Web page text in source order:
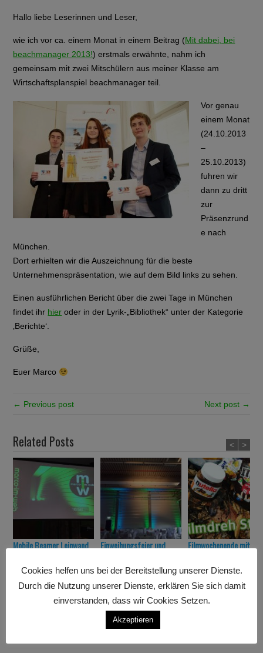
Hallo liebe Leserinnen und Leser,
wie ich vor ca. einem Monat in einem Beitrag (Mit dabei, bei
beachmanager 2013!) erstmals erwähnte, nahm ich
gemeinsam mit zwei Mitschülern aus meiner Klasse am
Wirtschaftsplanspiel beachmanager teil.
Vor genau
einem Monat
(24.10.2013
–
25.10.2013)
fuhren wir
dann zu dritt
zur
Präsenzrund
e nach
München.
Dort erhielten wir die Auszeichnung für die beste
Unternehmenspräsentation, wie auf dem Bild links zu sehen.
Einen ausführlichen Bericht über die zwei Tage in München
findet ihr hier oder in der Lyrik-„Bibliothek“ unter der Kategorie
‚Berichte‘.
Grüße,
Euer Marco
← Previous post Next post →
Related Posts
Mobile Beamer Leinwand
Einweihungsfeier und
Grettstadt
Filmwochenende mit
Stuttgart
< >
Leave a Comment
Deine E-Mail-Adresse wird nicht veröffentlicht.
Cookies helfen uns bei der Bereitstellung unserer Dienste.
Durch die Nutzung unserer Dienste, erklären Sie sich damit
einverstanden, dass wir Cookies Setzen.
Akzeptieren